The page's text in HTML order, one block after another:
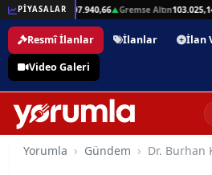
PİYASALAR
▲ Beşli Altın207.940,66▲Gremse Altın103.025,14
Resmî İlanlar İlanlar İlan
Video Galeri
Yorumla Gündem